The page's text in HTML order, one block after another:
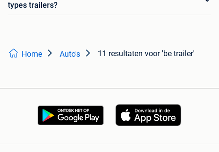
types trailers?
Home Auto's 11 resultaten voor 'be trailer'